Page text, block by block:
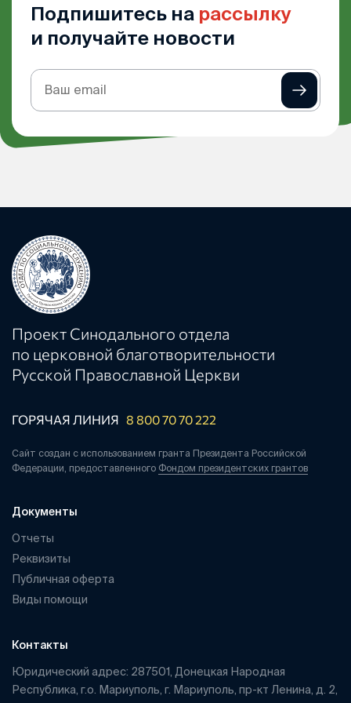
Подпишитесь на рассылку
и получайте новости
Подписка
на
Проект Синодального отдела
по церковной благотворительности
Русской Православной Церкви
ГОРЯЧАЯ ЛИНИЯ 8 800 70 70 222
Сайт создан с использованием гранта Президента Российской
Федерации, предоставленного Фондом президентских грантов
Документы
Отчеты
Реквизиты
Публичная оферта
Виды помощи
Контакты
Юридический адрес: 287501, Донецкая Народная
Республика, г.о. Мариуполь, г. Мариуполь, пр-кт Ленина, д. 2,